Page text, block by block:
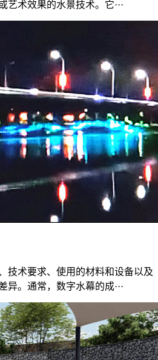
术效果的水景技术。它···
技术要求、使用的材料和设备以及
异。通常，数字水幕的成···